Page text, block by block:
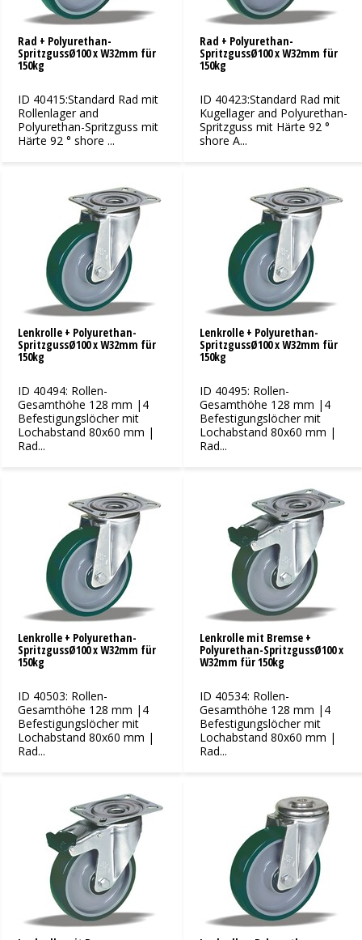
Rad + Polyurethan-
SpritzgussØ100 x W32mm für
150kg
ID 40415:Standard Rad mit
Rollenlager and
Polyurethan-Spritzguss mit
Härte 92 ° shore ...
Rad + Polyurethan-
SpritzgussØ100 x W32mm für
150kg
ID 40423:Standard Rad mit
Kugellager and Polyurethan-
Spritzguss mit Härte 92 °
shore A...
Lenkrolle + Polyurethan-
SpritzgussØ100 x W32mm für
150kg
ID 40494: Rollen-
Gesamthöhe 128 mm |4
Befestigungslöcher mit
Lochabstand 80x60 mm |
Rad...
Lenkrolle + Polyurethan-
SpritzgussØ100 x W32mm für
150kg
ID 40495: Rollen-
Gesamthöhe 128 mm |4
Befestigungslöcher mit
Lochabstand 80x60 mm |
Rad...
Lenkrolle + Polyurethan-
SpritzgussØ100 x W32mm für
150kg
ID 40503: Rollen-
Gesamthöhe 128 mm |4
Befestigungslöcher mit
Lochabstand 80x60 mm |
Rad...
Lenkrolle mit Bremse +
Polyurethan-SpritzgussØ100 x
W32mm für 150kg
ID 40534: Rollen-
Gesamthöhe 128 mm |4
Befestigungslöcher mit
Lochabstand 80x60 mm |
Rad...